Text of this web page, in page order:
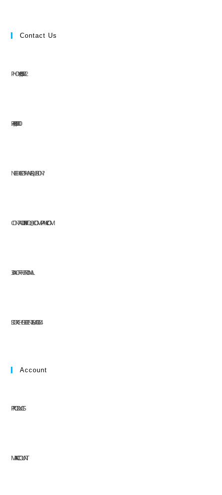
Contact Us
PHONE: (+63) 555 1212
FAX: (+63) 555 0100
NEED HELP OR HAVE A QUESTION?
CONTACT US AT:INFO@COMPANY.COM
304 NORTH CARDINAL
ST. DORCHESTER CENTER, MA 02124
Account
PRODUCTS
MY ACCOUNT